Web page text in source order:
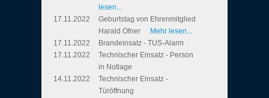
lesen...
17.11.2022
Geburtstag von Ehrenmitglied
Harald Ofner
Mehr lesen...
17.11.2022
Brandeinsatz - TUS-Alarm
17.11.2022
Technischer Einsatz - Person
in Notlage
14.11.2022
Technischer Einsatz -
Türöffnung